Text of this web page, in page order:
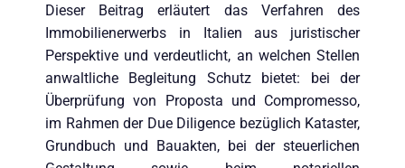
Dieser Beitrag erläutert das Verfahren des
Immobilienerwerbs in Italien aus juristischer
Perspektive und verdeutlicht, an welchen Stellen
anwaltliche Begleitung Schutz bietet: bei der
Überprüfung von Proposta und Compromesso,
im Rahmen der Due Diligence bezüglich Kataster,
Grundbuch und Bauakten, bei der steuerlichen